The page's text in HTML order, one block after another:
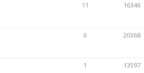
11 16346
0 20368
1 13597